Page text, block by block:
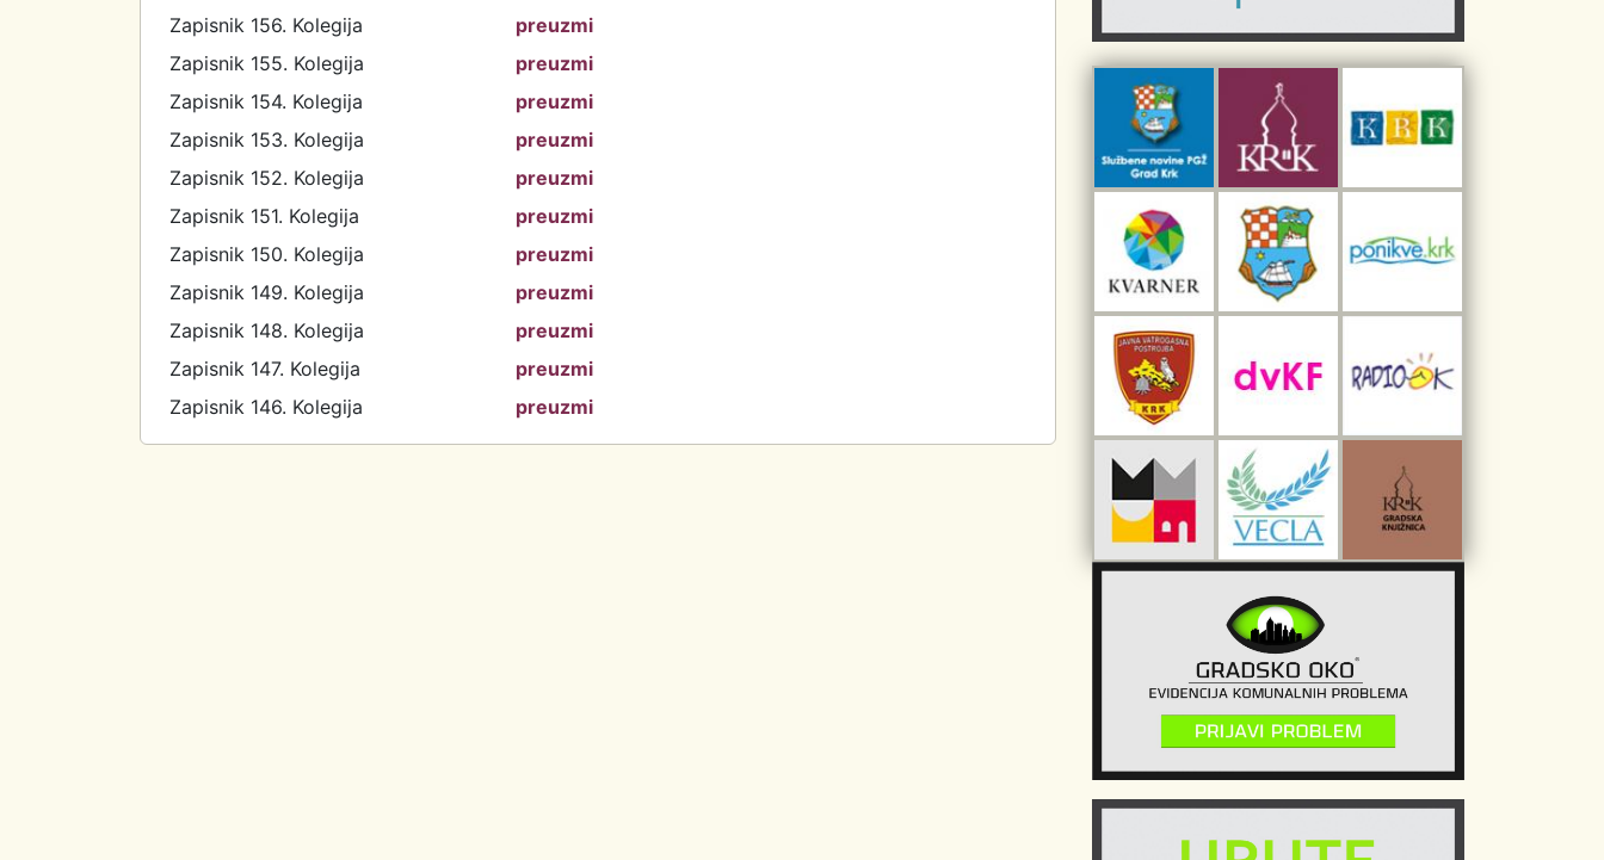
Zapisnik 156. Kolegija
preuzmi
Zapisnik 155. Kolegija
preuzmi
Zapisnik 154. Kolegija
preuzmi
Zapisnik 153. Kolegija
preuzmi
Zapisnik 152. Kolegija
preuzmi
Zapisnik 151. Kolegija
preuzmi
Zapisnik 150. Kolegija
preuzmi
Zapisnik 149. Kolegija
preuzmi
Zapisnik 148. Kolegija
preuzmi
Zapisnik 147. Kolegija
preuzmi
Zapisnik 146. Kolegija
preuzmi
Sport i rekreacija
Kulturno-turistička ruta Putovima Frankopana
Dar iz Krka
Interpretacijski centar pomorske baštine